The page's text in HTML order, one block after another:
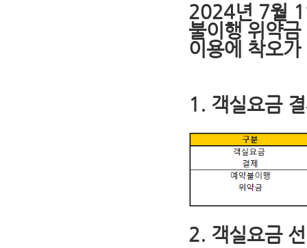
2024년 7월 1
불이행 위약
이용에 착오
1. 객실요금
2. 객실요금